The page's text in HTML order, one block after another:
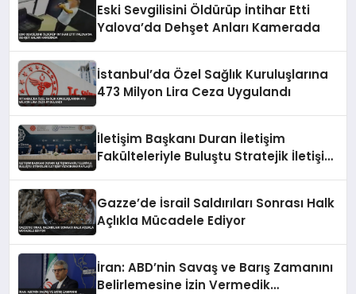
Eski Sevgilisini Öldürüp İntihar Etti
Yalova’da Dehşet Anları Kamerada
İstanbul’da Özel Sağlık Kuruluşlarına
473 Milyon Lira Ceza Uygulandı
İletişim Başkanı Duran İletişim
Fakülteleriyle Buluştu Stratejik İletişim
Gazze’de İsrail Saldırıları Sonrası Halk
Açlıkla Mücadele Ediyor
İran: ABD’nin Savaş ve Barış Zamanını
Belirlemesine İzin Vermedik